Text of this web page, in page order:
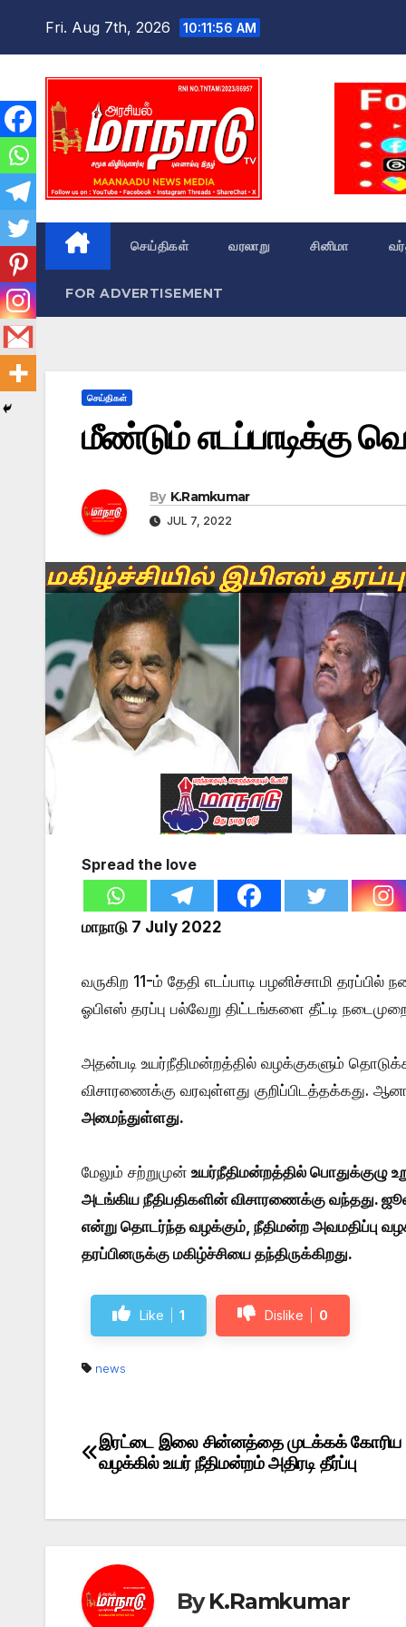
Fri. Aug 7th, 2026 10:11:57 AM
செய்திகள் வரலாறு சினிமா
FOR ADVERTISEMENT
செய்திகள்
மீண்டும் எடப்பாடிக்கு
By K.Ramkumar
JUL 7, 2022
Spread the love
மாநாடு 7 July 2022
வருகிற 11-ம் தேதி எடப்பாடி பழனிச்சாமி
ஓபிஎஸ் தரப்பு பல்வேறு திட்டங்களை தீட்டி
அதன்படி உயர்நீதிமன்றத்தில் வழக்குகளும்
விசாரணைக்கு வரவுள்ளது குறிப்பிடத்தக்கது.
அமைந்துள்ளது.
மேலும் சற்றுமுன் உயர்நீதிமன்றத்தில் பொதுக்குழு
அடங்கிய நீதிபதிகளின் விசாரணைக்கு வந்தது.
என்று தொடர்ந்த வழக்கும், நீதிமன்ற அவமதிப்பு
தரப்பினருக்கு மகிழ்ச்சியை தந்திருக்கிறது.
Like 1 Dislike 0
news
Post
navigation
இரட்டை இலை சின்னத்தை முடக்கக் கோரிய
வழக்கில் உயர் நீதிமன்றம் அதிரடி தீர்ப்பு
ByK.Ramkumar